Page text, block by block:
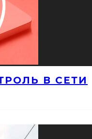
В СЕТИ